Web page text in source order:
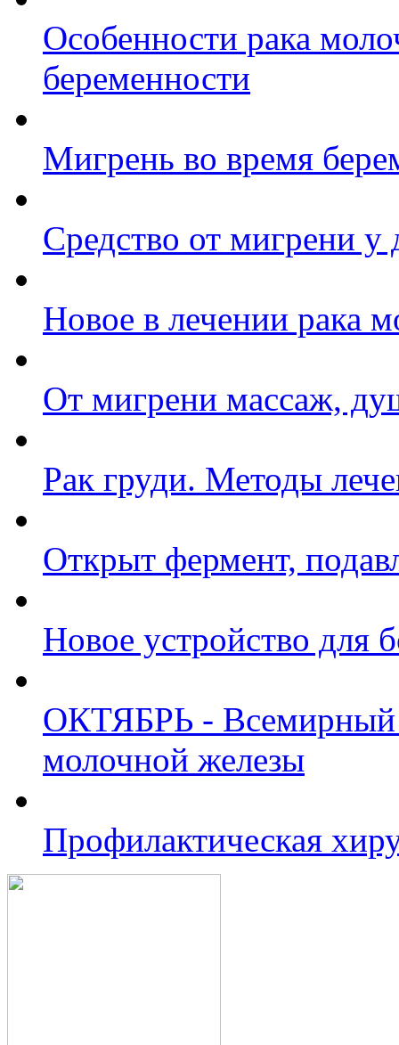
Особенности рака
беременности
Мигрень во время
Средство от мигрени у
Новое в лечении рака
От мигрени массаж,
Рак груди. Методы
Открыт фермент,
Новое устройство для
ОКТЯБРЬ - Всемирный
молочной железы
Профилактическая